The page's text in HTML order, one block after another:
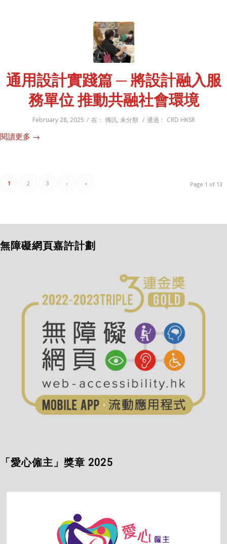
通用設計實踐篇 ─ 將設計融入服
務單位 推動共融社會環境
February 28, 2025 / 在： 傳訊, 未分類 / 通過： CRD HKSR
閱讀更多 →
Page 1 of 13
1 2 3 › »
無障礙網頁嘉許計劃
「愛心僱主」獎章 2025